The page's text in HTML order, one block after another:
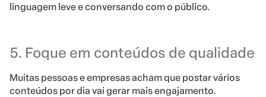
linguagem leve e conversando com o público.
5. Foque em conteúdos de qualidade
Muitas pessoas e empresas acham que postar vários
conteúdos por dia vai gerar mais engajamento.